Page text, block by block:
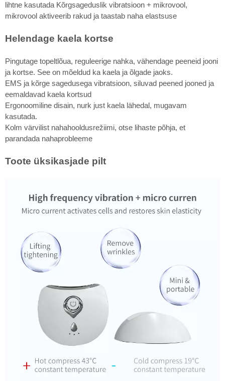
lihtne kasutada Kõrgsageduslik vibratsioon + mikrovool,
mikrovool aktiveerib rakud ja taastab naha elastsuse
Helendage kaela kortse
Pingutage topeltlõua, reguleerige nahka, vähendage peeneid jooni
ja kortse. See on mõeldud ka kaela ja õlgade jaoks.
EMS ja kõrge sagedusega vibratsioon, siluvad peened jooned ja
eemaldavad kaela kortsud
Ergonoomiline disain, nurk just kaela lähedal, mugavam
kasutada.
Kolm värvilist nahahooldusrežiimi, otse lihaste põhja, et
parandada nahaprobleeme
Toote üksikasjade pilt